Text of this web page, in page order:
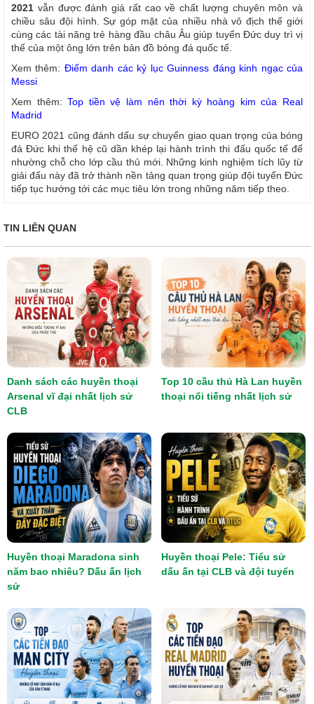
2021 vẫn được đánh giá rất cao về chất lượng chuyên môn và
chiều sâu đội hình. Sự góp mặt của nhiều nhà vô địch thế giới
cùng các tài năng trẻ hàng đầu châu Âu giúp tuyển Đức duy trì vị
thế của một ông lớn trên bản đồ bóng đá quốc tế.
Xem thêm: Điểm danh các kỷ lục Guinness đáng kinh ngạc của
Messi
Xem thêm:Top tiền vệ làm nên thời kỳ hoàng kim của Real
Madrid
EURO 2021 cũng đánh dấu sự chuyển giao quan trọng của bóng
đá Đức khi thế hệ cũ dần khép lại hành trình thi đấu quốc tế để
nhường chỗ cho lớp cầu thủ mới. Những kinh nghiệm tích lũy từ
giải đấu này đã trở thành nền tảng quan trọng giúp đội tuyển Đức
tiếp tục hướng tới các mục tiêu lớn trong những năm tiếp theo.
TIN LIÊN QUAN
Danh sách các huyền thoại
Arsenal vĩ đại nhất lịch sử
CLB
Top 10 cầu thủ Hà Lan huyền
thoại nổi tiếng nhất lịch sử
Huyền thoại Maradona sinh
năm bao nhiêu? Dấu ấn lịch
sử
Huyền thoại Pele: Tiểu sử
dấu ấn tại CLB và đội tuyển